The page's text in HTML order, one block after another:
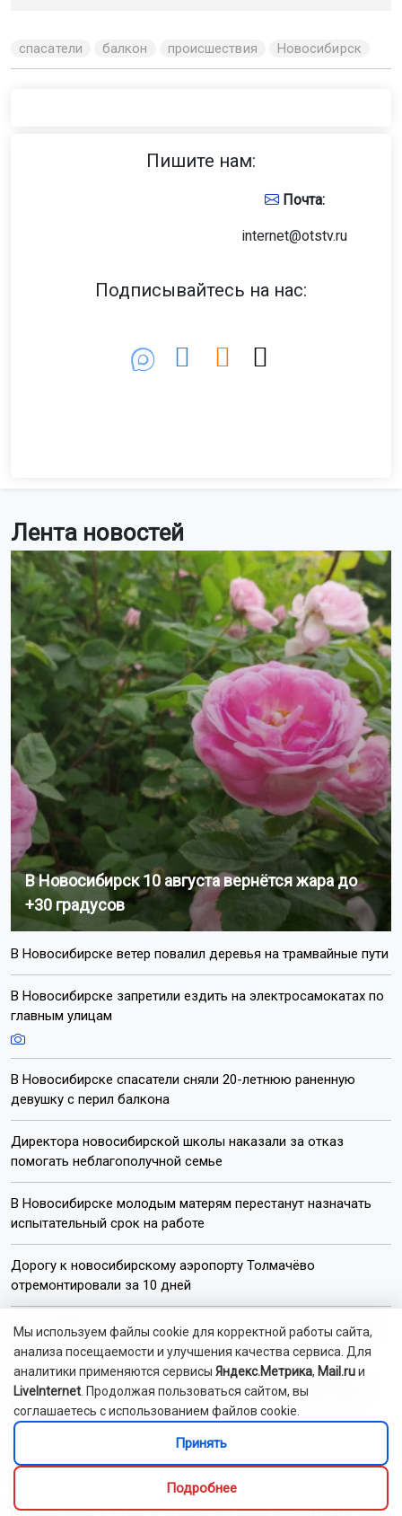
Лента новостей
В Новосибирск 10 августа вернётся жара до
+30 градусов
В Новосибирске ветер повалил деревья на трамвайные пути
В Новосибирске запретили ездить на электросамокатах по
главным улицам
В Новосибирске спасатели сняли 20-летнюю раненную
девушку с перил балкона
Директора новосибирской школы наказали за отказ
помогать неблагополучной семье
В Новосибирске молодым матерям перестанут назначать
испытательный срок на работе
Дорогу к новосибирскому аэропорту Толмачёво
отремонтировали за 10 дней
Новосибирцев предупредили о заражённых описторхозом
щуках и окунях
В Новосибирске 10 августа изменили расписание восьми
рейсов
«Лексус» сбил двух подростков на электровелосипеде в
Новосибирске
спасатели балкон происшествия Новосибирск
Пишите нам:
Почта:
internet@otstv.ru
Подписывайтесь на нас:
Мы используем файлы cookie для корректной работы сайта,
анализа посещаемости и улучшения качества сервиса. Для
аналитики применяются сервисы Яндекс.Метрика, Mail.ruи
LiveInternet . Продолжая пользоваться сайтом, вы
соглашаетесь с использованием файлов cookie.
Принять
Подробнее